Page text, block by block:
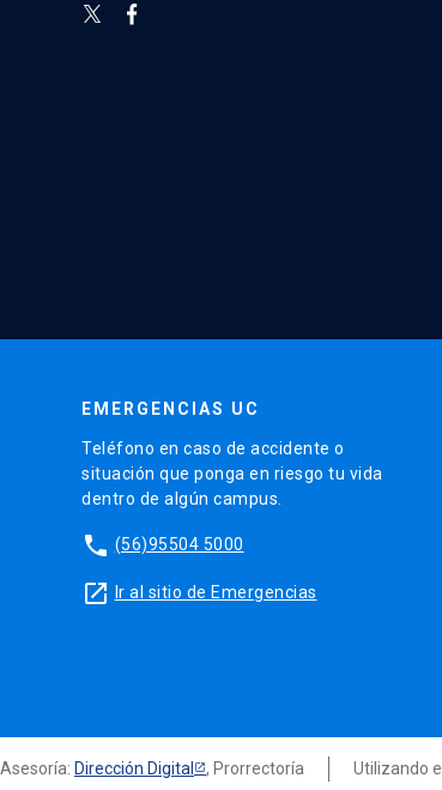
EMERGENCIAS UC
Teléfono en caso de accidente o
situación que ponga en riesgo tu vida
dentro de algún campus.
phone (56)95504 5000
launch Ir al sitio de Emergencias
Asesoría: Dirección Digital , Prorrectoría Utilizando el